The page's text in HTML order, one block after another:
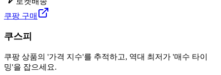
쿠팡 구매
쿠스피
쿠팡 상품의 '가격 지수'를 추적하고, 역대 최저가 '매수 타이
밍'을 잡으세요.